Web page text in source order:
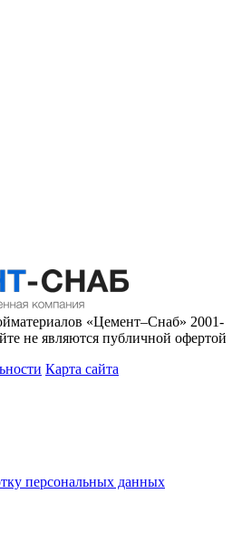
«Цемент–Снаб» 2001-
не являются публичной офертой
Карта сайта
персональных данных